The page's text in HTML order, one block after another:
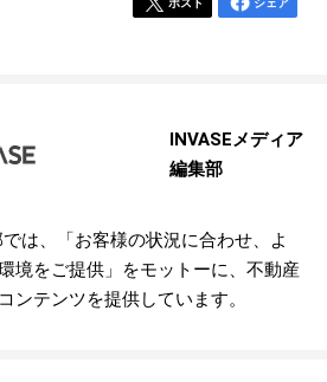
ポスト シェア
INVASEメディア
編集部
は、「お客様の状況に合わせ、よ
境をご提供」をモットーに、不動産
ンテンツを提供しています。